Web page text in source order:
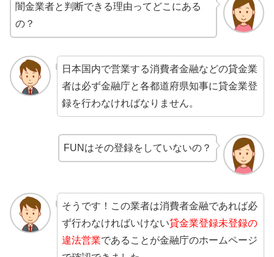
闇金業者と判断できる理由ってどこにある
の？
日本国内で営業する消費者金融などの貸金業
者は必ず金融庁と各都道府県知事に貸金業登
録を行わなければなりません。
FUNはその登録をしていないの？
そうです！この業者は消費者金融であれば必
ず行わなければいけない貸金業登録未登録の
違法営業であることが金融庁のホームページ